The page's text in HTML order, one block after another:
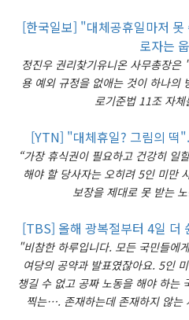
[한국일보] "대체공휴일마저
로자는
정진우 권리찾기유니온 사무총장
용 예외 규정을 없애는 것이 하나의
로기준법 11조 자
[YTN] "대체휴일? 그림의 떡
“가장 휴식권이 필요하고 건강히 일
해야 할 당사자는 오히려 5인 미만
보장을 제대로 못 받는
[TBS] 올해 광복절부터 4일 더
"비참한 하루입니다. 모든 국민들에
여당의 공약과 발표였잖아요. 5인
챙길 수 없고 공짜 노동을 해야 하는
찍는…. 존재하는데 존재하지 않는